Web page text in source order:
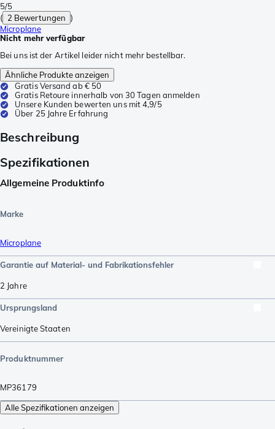
5/5
( 2 Bewertungen )
Microplane
Nicht mehr verfügbar
Bei uns ist der Artikel leider nicht mehr bestellbar.
Ähnliche Produkte anzeigen
Gratis Versand ab € 50
Gratis Retoure innerhalb von 30 Tagen anmelden
Unsere Kunden bewerten uns mit 4,9/5
Über 25 Jahre Erfahrung
Beschreibung
Spezifikationen
Allgemeine Produktinfo
Marke
Microplane
Garantie auf Material- und Fabrikationsfehler
2 Jahre
Ursprungsland
Vereinigte Staaten
Produktnummer
MP36179
Alle Spezifikationen anzeigen